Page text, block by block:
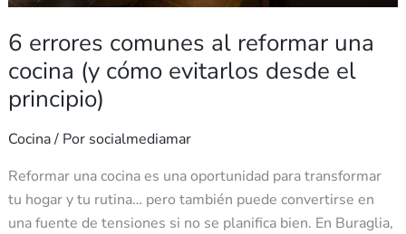
6 errores comunes al reformar una
cocina (y cómo evitarlos desde el
principio)
Cocina/ Por socialmediamar
Reformar una cocina es una oportunidad para transformar
tu hogar y tu rutina… pero también puede convertirse en
una fuente de tensiones si no se planifica bien. En Buraglia,